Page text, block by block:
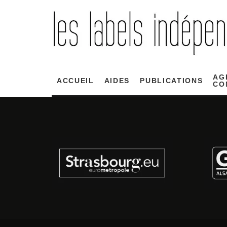
ACCUEIL AIDES PUBLICATIONS